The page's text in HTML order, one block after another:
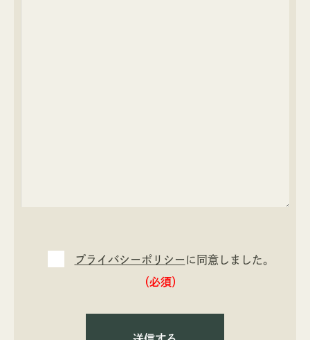
プライバシーポリシー に同意しました。
（必須）